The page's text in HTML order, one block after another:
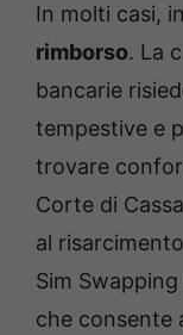
In molti casi,
rimborso. La
bancarie
tempestive e
trovare
Corte di
al
Sim
che consente